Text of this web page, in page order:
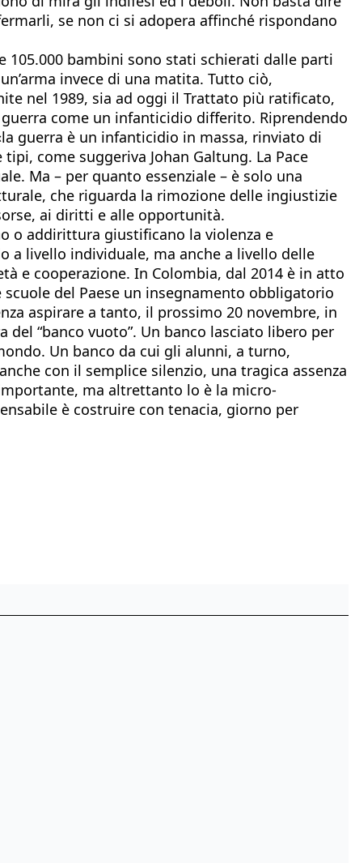
se non ci si adopera affinché rispondano
bambini sono stati schierati dalle parti
invece di una matita. Tutto ciò,
nel 1989, sia ad oggi il Trattato più ratificato,
come un infanticidio differito. Riprendendo
guerra è un infanticidio in massa, rinviato di
come suggeriva Johan Galtung. La Pace
Ma – per quanto essenziale – è solo una
che riguarda la rimozione delle ingiustizie
ai diritti e alle opportunità.
o addirittura giustificano la violenza e
a livello individuale, ma anche a livello delle
e cooperazione. In Colombia, dal 2014 è in atto
del Paese un insegnamento obbligatorio
aspirare a tanto, il prossimo 20 novembre, in
del “banco vuoto”. Un banco lasciato libero per
Un banco da cui gli alunni, a turno,
con il semplice silenzio, una tragica assenza
ma altrettanto lo è la micro-
è costruire con tenacia, giorno per